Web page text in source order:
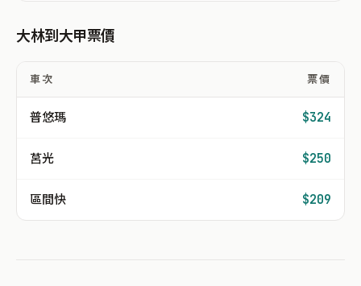
大林到大甲票價
車次 票價
普悠瑪 $324
莒光 $250
區間快 $209